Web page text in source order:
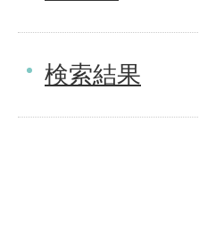
検索結果